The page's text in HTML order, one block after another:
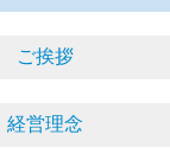
ご挨拶
経営理念